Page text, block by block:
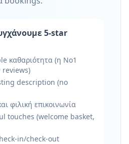
5-star
καθαριότητα (η Νο1
reviews)
description (no
φιλική επικοινωνία
touches (welcome basket,
in/check-out